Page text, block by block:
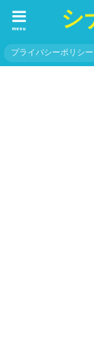
シ
menu
プライバシーポリシー